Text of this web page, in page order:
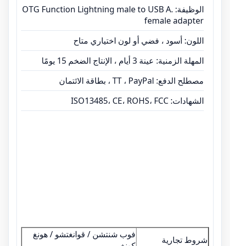
الوظيفة: OTG Function Lightning male to USB A.
female adapter
اللون: أسود ، فضي أو لون اختياري متاح
المهلة الزمنية: عينة 3 أيام ، الإنتاج الضخم 15 يومًا
مصطلح الدفع: TT ، PayPal ، بطاقة الائتمان
الشهادات: ISO13485، CE، ROHS، FCC
شروط تجارية
فوب شنتشن / قوانغتشو / هونغ